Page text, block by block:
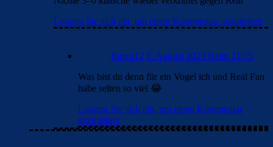
Loggen Sie sich ein, um einen Kommentar abzugeben
Barca12 8. August 2023 Beim 21:15
Was bist du denn für ein Vogel ich und Real Fan
habe selten so viel 😂
Loggen Sie sich ein, um einen Kommentar
abzugeben